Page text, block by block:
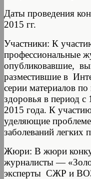
Даты проведения
2015 гг.
Участники: К
профессиональные
опубликовавшие,
разместившие в
серии материалов
здоровья в период
2015 года. К
уделяющие
заболеваний легких
Жюри: В жюри
журналисты —
эксперты СЖР и